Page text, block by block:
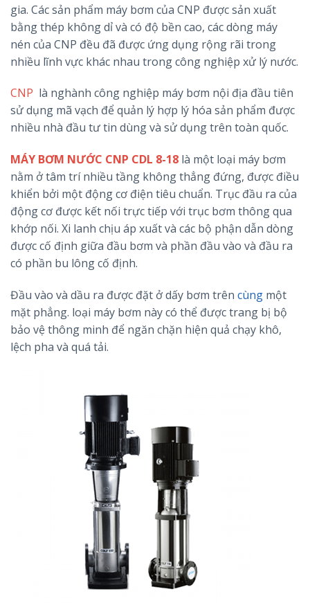
gia. Các sản phẩm máy bơm của CNP được sản xuất
bằng thép không dỉ và có độ bền cao, các dòng máy
nén của CNP đều đã được ứng dụng rộng rãi trong
nhiều lĩnh vực khác nhau trong công nghiệp xử lý nước.
CNP là nghành công nghiệp máy bơm nội địa đầu tiên
sử dụng mã vạch để quản lý hợp lý hóa sản phẩm được
nhiều nhà đầu tư tin dùng và sử dụng trên toàn quốc.
MÁY BƠM NƯỚC CNP CDL 8-18 là một loại máy bơm
nằm ở tâm trí nhiều tầng không thẳng đứng, được điều
khiển bởi một động cơ điện tiêu chuẩn. Trục đầu ra của
động cơ được kết nối trực tiếp với trục bơm thông qua
khớp nối. Xi lanh chịu áp xuất và các bộ phận dẫn dòng
được cố định giữa đầu bơm và phần đầu vào và đầu ra
có phần bu lông cố định.
Đầu vào và dầu ra được đặt ở dấy bơm trên cùng một
mặt phẳng. loại máy bơm này có thể được trang bị bộ
bảo vệ thông minh để ngăn chặn hiện quả chạy khô,
lệch pha và quá tải.